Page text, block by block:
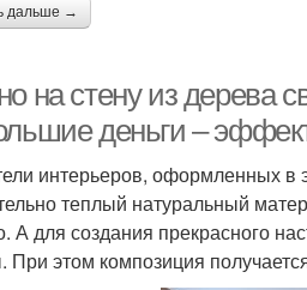
дальше →
на стену из дерева
деньги –
интерьеров, оформленных в
теплый натуральный
А для создания прекрасного
При этом композиция